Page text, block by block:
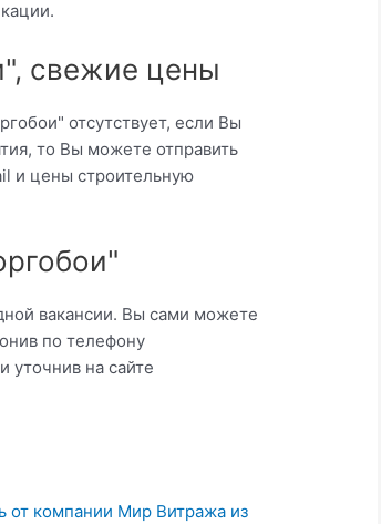
свежие цены
отсутствует, если Вы
то Вы можете отправить
и цены строительную
вакансии. Вы сами можете
по телефону
уточнив на сайте
от компании Мир Витража из